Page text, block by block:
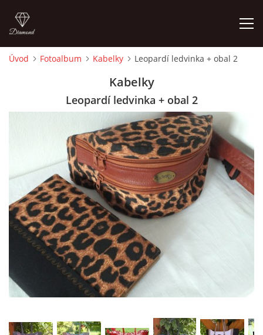
MOJE POSLEDNÍ PRÁCE
© 2025 eStránky.cz
Úvod Fotoalbum Kabelky Leopardí ledvinka + obal 2
Kabelky
Leopardí ledvinka + obal 2